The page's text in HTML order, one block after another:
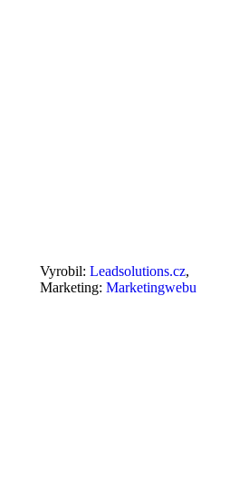
Vyrobil: Leadsolutions.cz,
Marketing: Marketingwebu